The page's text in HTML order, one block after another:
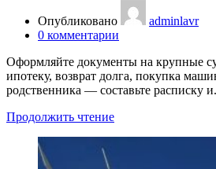
Опубликовано
adminlavr
0 комментарии
Оформляйте документы на крупные
ипотеку, возврат долга, покупка
родственника — составьте расписку
Продолжить чтение